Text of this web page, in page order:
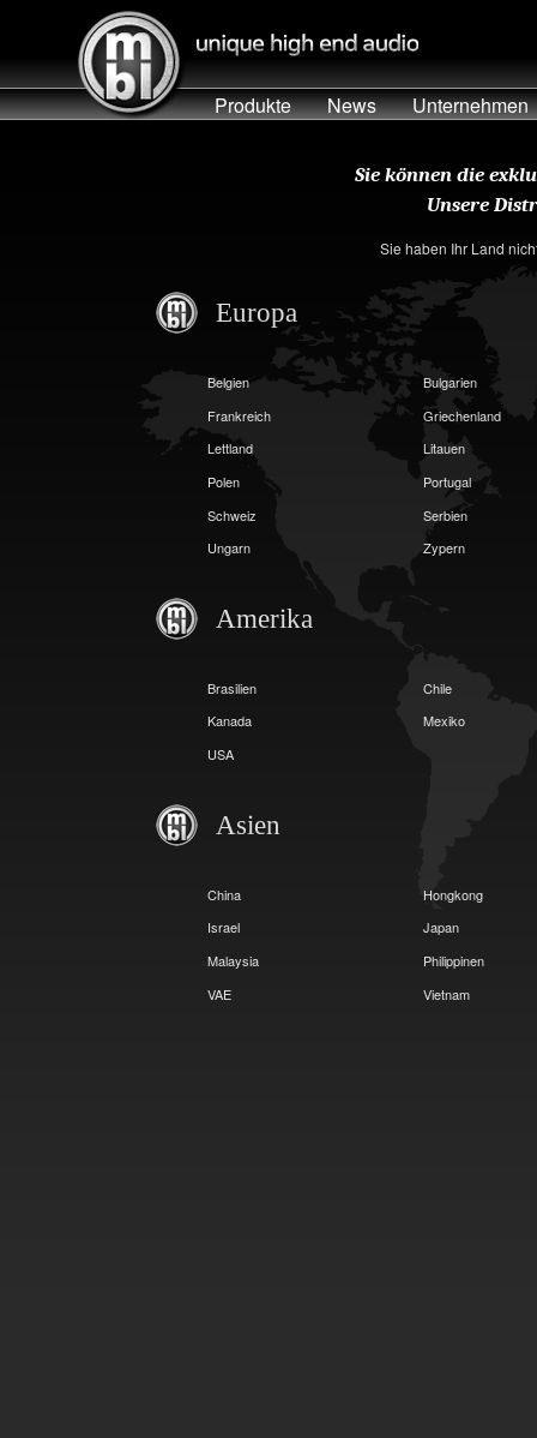
Produkte News Unternehmen
Sie können die
Unsere
Sie haben Ihr Land
Europa
Belgien
Bulgarien
Frankreich
Griechenland
Lettland
Litauen
Polen
Portugal
Schweiz
Serbien
Ungarn
Zypern
Amerika
Brasilien
Chile
Kanada
Mexiko
USA
Asien
China
Hongkong
Israel
Japan
Malaysia
Philippinen
VAE
Vietnam